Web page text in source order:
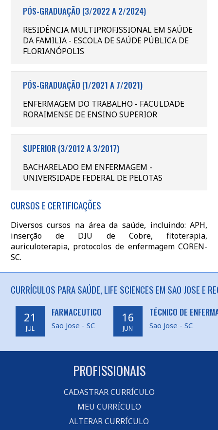
PÓS-GRADUAÇÃO (3/2022 A 2/2024)
RESIDÊNCIA MULTIPROFISSIONAL EM SAÚDE
DA FAMILIA - ESCOLA DE SAÚDE PÚBLICA DE
FLORIANÓPOLIS
PÓS-GRADUAÇÃO (1/2021 A 7/2021)
ENFERMAGEM DO TRABALHO - FACULDADE
RORAIMENSE DE ENSINO SUPERIOR
SUPERIOR (3/2012 A 3/2017)
BACHARELADO EM ENFERMAGEM -
UNIVERSIDADE FEDERAL DE PELOTAS
CURSOS E CERTIFICAÇÕES
Diversos cursos na área da saúde, incluindo: APH,
inserção de DIU de Cobre, fitoterapia,
auriculoterapia, protocolos de enfermagem COREN-
SC.
CURRÍCULOS PARA SAÚDE, LIFE SCIENCES EM SAO JOSE E
21
JUL
FARMACEUTICO
Sao Jose - SC
16
JUN
TÉCNICO DE
Sao Jose - SC
PROFISSIONAIS
CADASTRAR CURRÍCULO
MEU CURRÍCULO
ALTERAR CURRÍCULO